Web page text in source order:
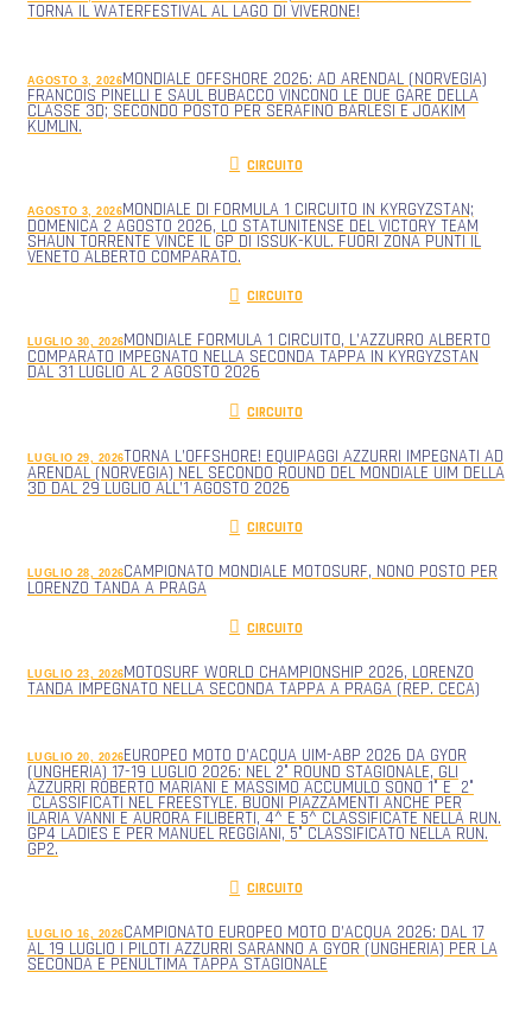
TORNA IL WATERFESTIVAL AL LAGO DI VIVERONE!
AGOSTO 3, 2026MONDIALE OFFSHORE 2026: AD ARENDAL (NORVEGIA)
FRANCOIS PINELLI E SAUL BUBACCO VINCONO LE DUE GARE DELLA
CLASSE 3D; SECONDO POSTO PER SERAFINO BARLESI E JOAKIM
KUMLIN.
CIRCUITO
AGOSTO 3, 2026MONDIALE DI FORMULA 1 CIRCUITO IN KYRGYZSTAN;
DOMENICA 2 AGOSTO 2026, LO STATUNITENSE DEL VICTORY TEAM
SHAUN TORRENTE VINCE IL GP DI ISSUK-KUL. FUORI ZONA PUNTI IL
VENETO ALBERTO COMPARATO.
CIRCUITO
LUGLIO 30, 2026MONDIALE FORMULA 1 CIRCUITO, L’AZZURRO ALBERTO
COMPARATO IMPEGNATO NELLA SECONDA TAPPA IN KYRGYZSTAN
DAL 31 LUGLIO AL 2 AGOSTO 2026
CIRCUITO
LUGLIO 29, 2026TORNA L’OFFSHORE! EQUIPAGGI AZZURRI IMPEGNATI AD
ARENDAL (NORVEGIA) NEL SECONDO ROUND DEL MONDIALE UIM DELLA
3D DAL 29 LUGLIO ALL’1 AGOSTO 2026
CIRCUITO
LUGLIO 28, 2026CAMPIONATO MONDIALE MOTOSURF, NONO POSTO PER
LORENZO TANDA A PRAGA
CIRCUITO
LUGLIO 23, 2026MOTOSURF WORLD CHAMPIONSHIP 2026, LORENZO
TANDA IMPEGNATO NELLA SECONDA TAPPA A PRAGA (REP. CECA)
LUGLIO 20, 2026EUROPEO MOTO D’ACQUA UIM-ABP 2026 DA GYOR
(UNGHERIA) 17-19 LUGLIO 2026: NEL 2° ROUND STAGIONALE, GLI
AZZURRI ROBERTO MARIANI E MASSIMO ACCUMULO SONO 1° E 2°
CLASSIFICATI NEL FREESTYLE. BUONI PIAZZAMENTI ANCHE PER
ILARIA VANNI E AURORA FILIBERTI, 4^ E 5^ CLASSIFICATE NELLA RUN.
GP4 LADIES E PER MANUEL REGGIANI, 5° CLASSIFICATO NELLA RUN.
GP2.
CIRCUITO
LUGLIO 16, 2026CAMPIONATO EUROPEO MOTO D’ACQUA 2026: DAL 17
AL 19 LUGLIO I PILOTI AZZURRI SARANNO A GYOR (UNGHERIA) PER LA
SECONDA E PENULTIMA TAPPA STAGIONALE